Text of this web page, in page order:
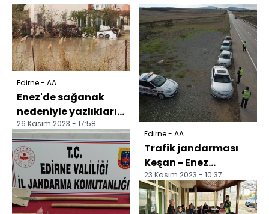
Edirne - AA
Enez'de sağanak
nedeniyle yazlıkların
bahçelerini su bastı
26 Kasım 2023 - 17:58
Edirne - AA
Trafik jandarması
Keşan - Enez
yolunda dron
destekli denetim
yaptı
23 Kasım 2023 - 10:37